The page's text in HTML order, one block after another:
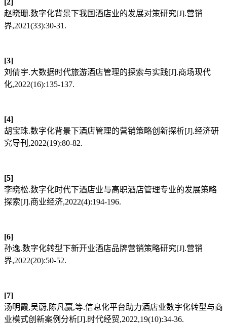
赵晓珊.数字化背景下我国酒店业的发展对策研究[J].营销
界,2021(33):30-31.
[3]
刘倩宇.大数据时代旅游酒店管理的探索与实践[J].商场现代
化,2022(16):135-137.
[4]
胡宝珠.数字化背景下酒店管理的营销策略创新探析[J].经济研
究导刊,2022(19):80-82.
[5]
李晓松.数字化时代下酒店业与高职酒店管理专业的发展策略
探索[J].商业经济,2022(4):194-196.
[6]
孙逸.数字化转型下新开业酒店品牌营销策略研究[J].营销
界,2022(20):50-52.
[7]
汤明霞,吴蔚,陈凡赢,等.信息化平台助力酒店业数字化转型与商
业模式创新案例分析[J].时代经贸,2022,19(10):34-36.